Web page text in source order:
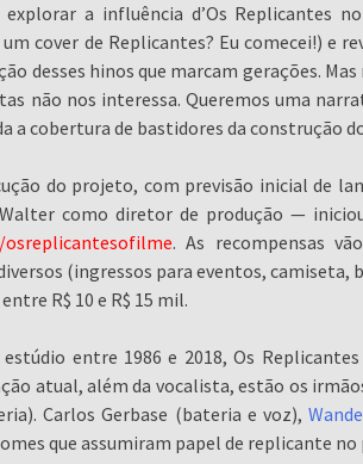
explorar a influência d’Os Replicantes
cover de Replicantes? Eu comecei!) e
desses hinos que marcam gerações.
não nos interessa. Queremos uma
a cobertura de bastidores da construção
do projeto, com previsão inicial de
como diretor de produção —
osreplicantesofilme. As recompensas
(ingressos para eventos,
R$ 10 e R$ 15 mil.
entre 1986 e 2018, Os
atual, além da vocalista, estão os
Carlos Gerbase (bateria e voz),
que assumiram papel de replicante no